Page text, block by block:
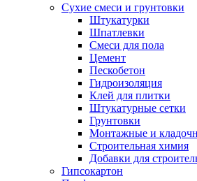
Сухие смеси и грунтовки
Штукатурки
Шпатлевки
Смеси для пола
Цемент
Пескобетон
Гидроизоляция
Клей для плитки
Штукатурные сетки
Грунтовки
Монтажные и
Строительная химия
Добавки для
Гипсокартон